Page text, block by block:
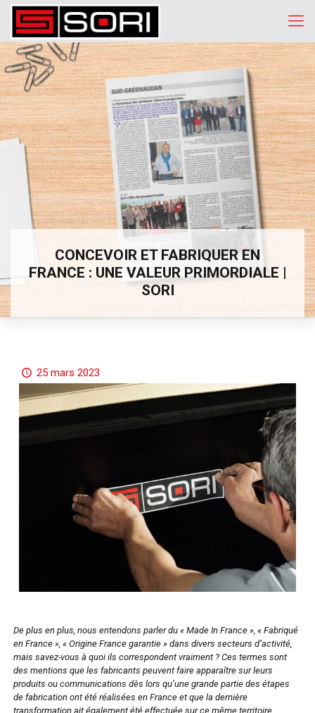
CONCEVOIR ET FABRIQUER EN
FRANCE : UNE VALEUR PRIMORDIALE |
SORI
25 mars 2023
De plus en plus, nous entendons parler du « Made In France », « Fabriqué
en France », « Origine France garantie » dans divers secteurs d’activité,
mais savez-vous à quoi ils correspondent vraiment ? Ces termes sont
des mentions que les fabricants peuvent faire apparaître sur leurs
produits ou communications dès lors qu’une grande partie des étapes
de fabrication ont été réalisées en France et que la dernière
transformation ait également été effectuée sur ce même territoire.